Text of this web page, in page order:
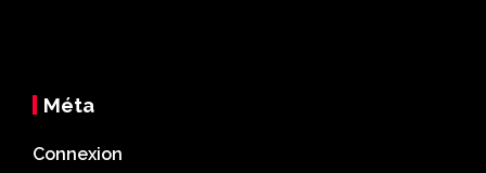
Méta
Connexion